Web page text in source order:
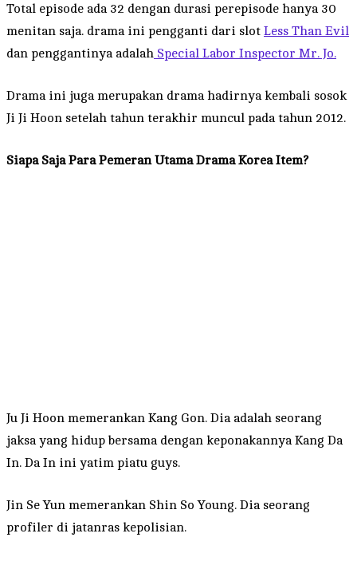
Total episode ada 32 dengan durasi perepisode hanya 30
menitan saja. drama ini pengganti dari slot Less Than Evil
dan penggantinya adalah Special Labor Inspector Mr. Jo.
Drama ini juga merupakan drama hadirnya kembali sosok
Ji Ji Hoon setelah tahun terakhir muncul pada tahun 2012.
Siapa Saja Para Pemeran Utama Drama Korea Item?
Ju Ji Hoon memerankan Kang Gon. Dia adalah seorang
jaksa yang hidup bersama dengan keponakannya Kang Da
In. Da In ini yatim piatu guys.
Jin Se Yun memerankan Shin So Young. Dia seorang
profiler di jatanras kepolisian.